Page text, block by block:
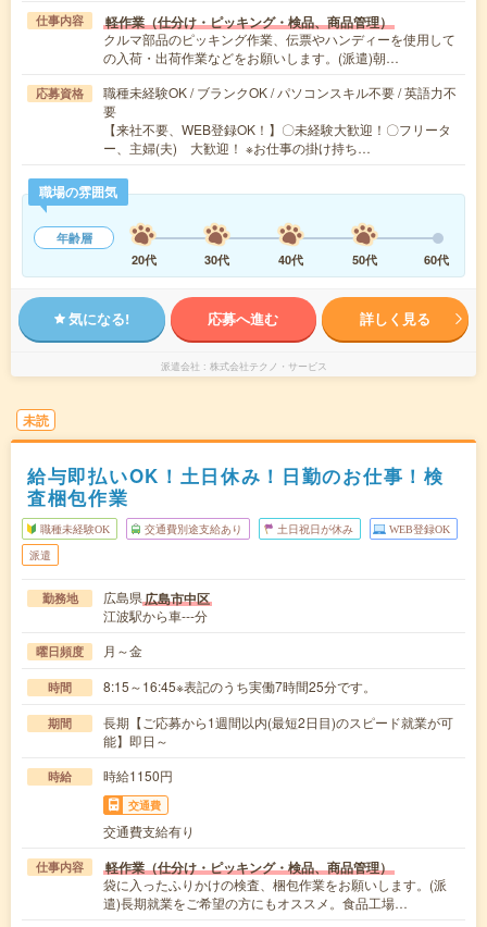
仕事内容 軽作業（仕分け・ピッキング・検品、商品管理）
クルマ部品のピッキング作業、伝票やハンディーを使用して
の入荷・出荷作業などをお願いします。(派遣)朝…
応募資格
職種未経験OK / ブランクOK / パソコンスキル不要 / 英語力不
要
【来社不要、WEB登録OK！】〇未経験大歓迎！〇フリータ
ー、主婦(夫) 大歓迎！ ※お仕事の掛け持ち…
職場の雰囲気
年齢層
20代
30代 40代 50代 60代
気になる! 応募へ進む 詳しく見る
派遣会社 株式会社テクノ・サービス
未読
給与即払いOK！土日休み！日勤のお仕事！検
査梱包作業
職種未経験OK 交通費別途支給あり 土日祝日が休み WEB登録OK
派遣
勤務地 広島県広島市中区
江波駅から車---分
曜日頻度 月～金
時間 8:15～16:45※表記のうち実働7時間25分です。
期間
長期【ご応募から1週間以内(最短2日目)のスピード就業が可
能】即日～
時給 時給1150円
交通費
交通費支給有り
仕事内容 軽作業（仕分け・ピッキング・検品、商品管理）
袋に入ったふりかけの検査、梱包作業をお願いします。(派
遣)長期就業をご希望の方にもオススメ。食品工場…